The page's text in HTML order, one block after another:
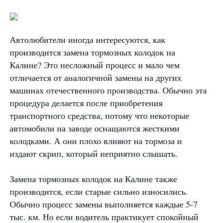
Автолюбители иногда интересуются, как
производится замена тормозных колодок на
Калине? Это несложный процесс и мало чем
отличается от аналогичной замены на других
машинах отечественного производства. Обычно эта
процедура делается после приобретения
транспортного средства, потому что некоторые
автомобили на заводе оснащаются жесткими
колодками. А они плохо влияют на тормоза и
издают скрип, который неприятно слышать.
Замена тормозных колодок на Калине также
производится, если старые сильно износились.
Обычно процесс замены выполняется каждые 5-7
тыс. км. Но если водитель практикует спокойный